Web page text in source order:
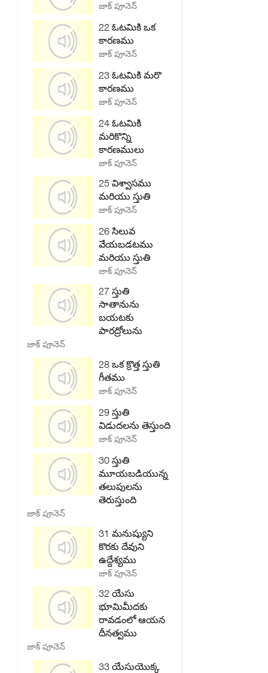
జాక్ పూనెన్
22 ఓటమికి ఒక
కారణము
జాక్ పూనెన్
23 ఓటమికి మరొ
కారణము
జాక్ పూనెన్
24 ఓటమికి
మరికొన్ని
కారణములు
జాక్ పూనెన్
25 విశ్వాసము
మరియు స్తుతి
జాక్ పూనెన్
26 సిలువ
వేయబడటము
మరియు స్తుతి
జాక్ పూనెన్
27 స్తుతి
సాతానును
బయటకు
పారద్రోలును
జాక్ పూనెన్
28 ఒక క్రొత్త స్తుతి
గీతము
జాక్ పూనెన్
29 స్తుతి
విడుదలను తెస్తుంది
జాక్ పూనెన్
30 స్తుతి
మూయబడియున్న
తలుపులను
తెరుస్తుంది
జాక్ పూనెన్
31 మనుష్యుని
కొరకు దేవుని
ఉద్దేశ్యము
జాక్ పూనెన్
32 యేసు
భూమిమీదకు
రావడంలో ఆయన
దీనత్వము
జాక్ పూనెన్
33 యేసుయొక్క